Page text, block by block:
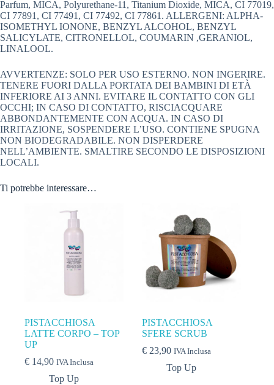
Parfum, MICA, Polyurethane-11, Titanium Dioxide, MICA, CI 77019,
CI 77891, CI 77491, CI 77492, CI 77861. ALLERGENI: ALPHA-
ISOMETHYL IONONE, BENZYL ALCOHOL, BENZYL
SALICYLATE, CITRONELLOL, COUMARIN ,GERANIOL,
LINALOOL.
AVVERTENZE: SOLO PER USO ESTERNO. NON INGERIRE.
TENERE FUORI DALLA PORTATA DEI BAMBINI DI ETÀ
INFERIORE AI 3 ANNI. EVITARE IL CONTATTO CON GLI
OCCHI; IN CASO DI CONTATTO, RISCIACQUARE
ABBONDANTEMENTE CON ACQUA. IN CASO DI
IRRITAZIONE, SOSPENDERE L’USO. CONTIENE SPUGNA
NON BIODEGRADABILE. NON DISPERDERE
NELL’AMBIENTE. SMALTIRE SECONDO LE DISPOSIZIONI
LOCALI.
Ti potrebbe interessare…
PISTACCHIOSA
LATTE CORPO – TOP
UP
€ 14,90 IVA Inclusa
Top Up
PISTACCHIOSA
SFERE SCRUB
€ 23,90 IVA Inclusa
Top Up